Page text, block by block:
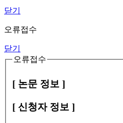
닫기
오류접수
닫기
오류접수
[ 논문 정보 ]
[ 신청자 정보 ]